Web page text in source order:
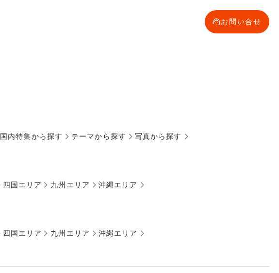
お問い合せ
国内特集から探す テーマから探す 写真から探す
四国エリア 九州エリア 沖縄エリア
四国エリア 九州エリア 沖縄エリア